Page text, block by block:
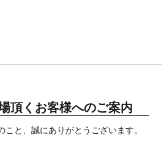
頂くお客様へのご案内
こと、誠にありがとうございます。